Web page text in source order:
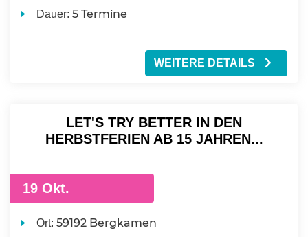
Dauer:5 Termine
WEITERE DETAILS
LET'S TRY BETTER IN DEN
HERBSTFERIEN AB 15 JAHREN...
19 Okt.
Ort:59192 Bergkamen